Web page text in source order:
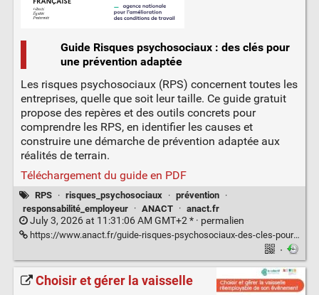
Guide Risques psychosociaux : des clés pour
une prévention adaptée
Les risques psychosociaux (RPS) concernent toutes les
entreprises, quelle que soit leur taille. Ce guide gratuit
propose des repères et des outils concrets pour
comprendre les RPS, en identifier les causes et
construire une démarche de prévention adaptée aux
réalités de terrain.
Téléchargement du guide en PDF
RPS · risques_psychosociaux · prévention ·
responsabilité_employeur
· ANACT · anact.fr
July 3, 2026 at 11:31:06 AM GMT+2 * · permalien
https://www.anact.fr/guide-risques-psychosociaux-des-cles-pour-une-prevention-adaptee
·
Choisir et gérer la vaisselle